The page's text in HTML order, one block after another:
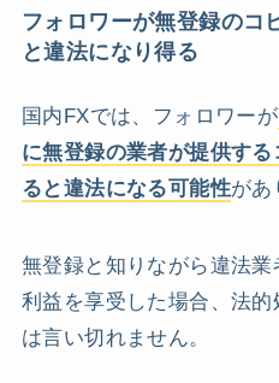
フォロワーが無登録のコ
と違法になり得る
国内FXでは、フォロワーが
に無登録の業者が提供す
ると違法になる可能性があ
無登録と知りながら違法業
利益を享受した場合、法
は言い切れません。